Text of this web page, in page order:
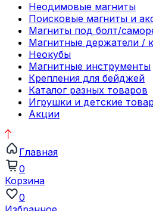
Неодимовые магниты
Поисковые магниты и
Магниты под болт/
Магнитные держатели /
Неокубы
Магнитные инструменты
Крепления для бейджей
Каталог разных товаров
Игрушки и детские
Акции
Главная
0
Корзина
0